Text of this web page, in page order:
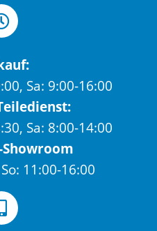
Sa: 9:00-16:00
Sa: 8:00-14:00
11:00-16:00